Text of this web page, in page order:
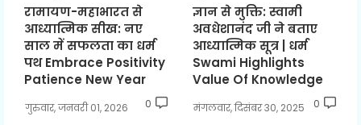
रामायण-महाभारत से
आध्यात्मिक सीख: नए
साल में सफलता का धर्म
पथ Embrace Positivity
Patience New Year
गुरुवार, जनवरी 01, 2026 0
ज्ञान से मुक्ति: स्वामी
अवधेशानंद जी ने बताए
आध्यात्मिक सूत्र | धर्म
Swami Highlights
Value Of Knowledge
मंगलवार, दिसंबर 30, 2025 0